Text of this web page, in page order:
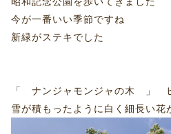
今が一番いい季節ですね
新緑がステキでした
「 ナンジャモンジャの木 」
雪が積もったように白く細長い花